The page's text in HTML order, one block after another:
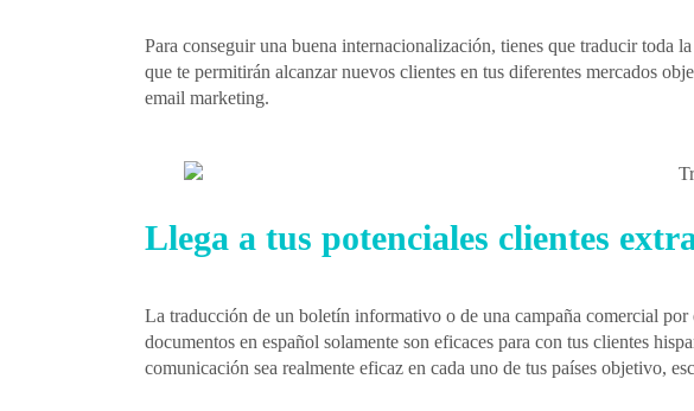
Para conseguir una buena internacionalización, tienes que traducir
que te permitirán alcanzar nuevos clientes en tus diferentes mercados
email marketing.
Llega a tus potenciales clientes
La traducción de un boletín informativo o de una campaña comercial
documentos en español solamente son eficaces para con tus clientes
comunicación sea realmente eficaz en cada uno de tus países objetivo,